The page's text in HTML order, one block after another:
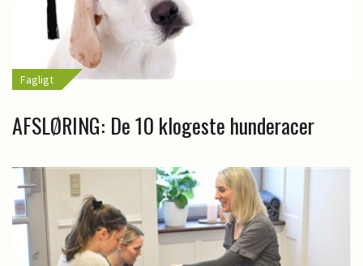
Fagligt
AFSLØRING: De 10 klogeste hunderacer